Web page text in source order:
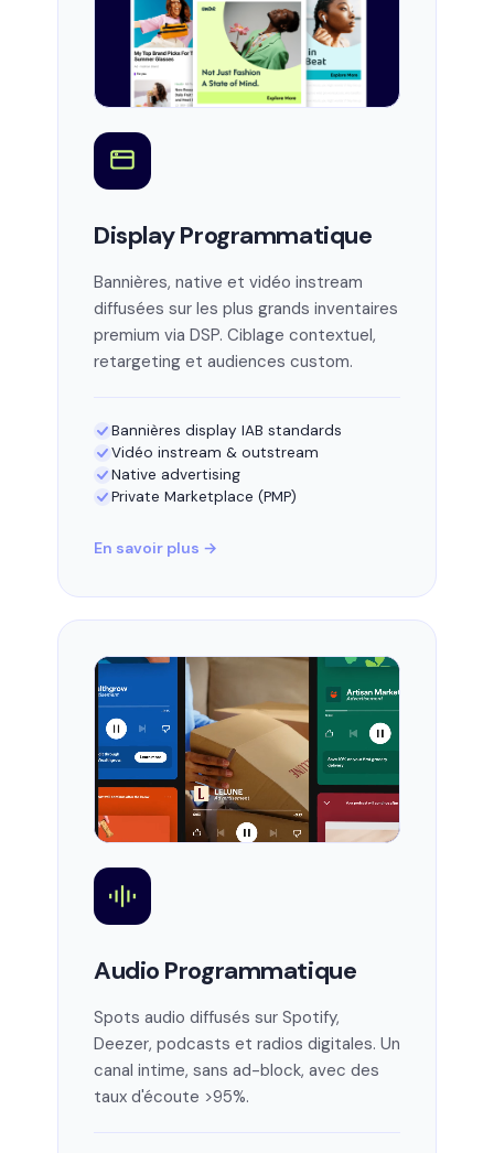
Display Programmatique
Bannières, native et vidéo instream
diffusées sur les plus grands inventaires
premium via DSP. Ciblage contextuel,
retargeting et audiences custom.
Bannières display IAB standards
Vidéo instream & outstream
Native advertising
Private Marketplace (PMP)
En savoir plus →
Audio Programmatique
Spots audio diffusés sur Spotify,
Deezer, podcasts et radios digitales. Un
canal intime, sans ad-block, avec des
taux d'écoute >95%.